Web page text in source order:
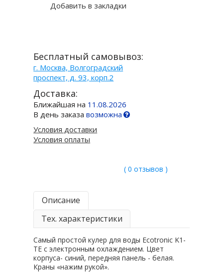
Добавить в закладки
Бесплатный самовывоз:
г. Москва, Волгоградский
проспект, д. 93, корп.2
Доставка:
Ближайшая на 11.08.2026
В день заказавозможна
Условия доставки
Условия оплаты
( 0 отзывов )
Описание
Тех. характеристики
Самый простой кулер для воды Ecotronic K1-
TE с электронным охлаждением. Цвет
корпуса- синий, передняя панель - белая.
Краны «нажим рукой».